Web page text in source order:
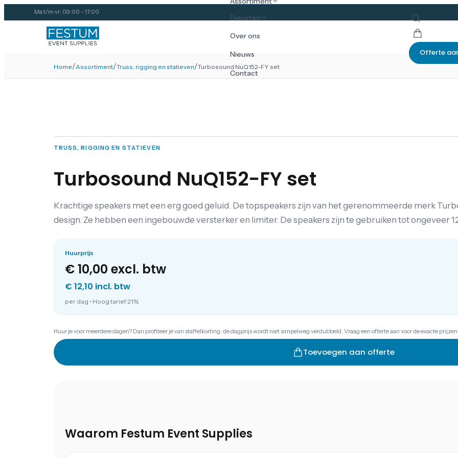
Ma t/m vr: 09:00 - 17:00
Diensten
Over ons
Nieuws
Contact
Offerte
Home/Assortiment/Truss, rigging en statieven/Turbosound NuQ152-FY set
TRUSS, RIGGING EN STATIEVEN
Turbosound NuQ152-FY set
Krachtige speakers met een erg goed geluid. De topspeakers zijn van het gerenommeerde merk
design. Ze hebben een ingebouwde versterker en limiter. De speakers zijn te gebruiken tot ongeveer
Huurprijs
€ 10,00 excl. btw
€ 12,10 incl. btw
per dag • Hoog tarief 21%
Huur je voor meerdere dagen? Dan profiteer je van staffelkorting: de dagprijs wordt niet simpelweg verdubbeld. Vraag een offerte aan voor de exacte
Toevoegen aan offerte
Waarom Festum Event Supplies